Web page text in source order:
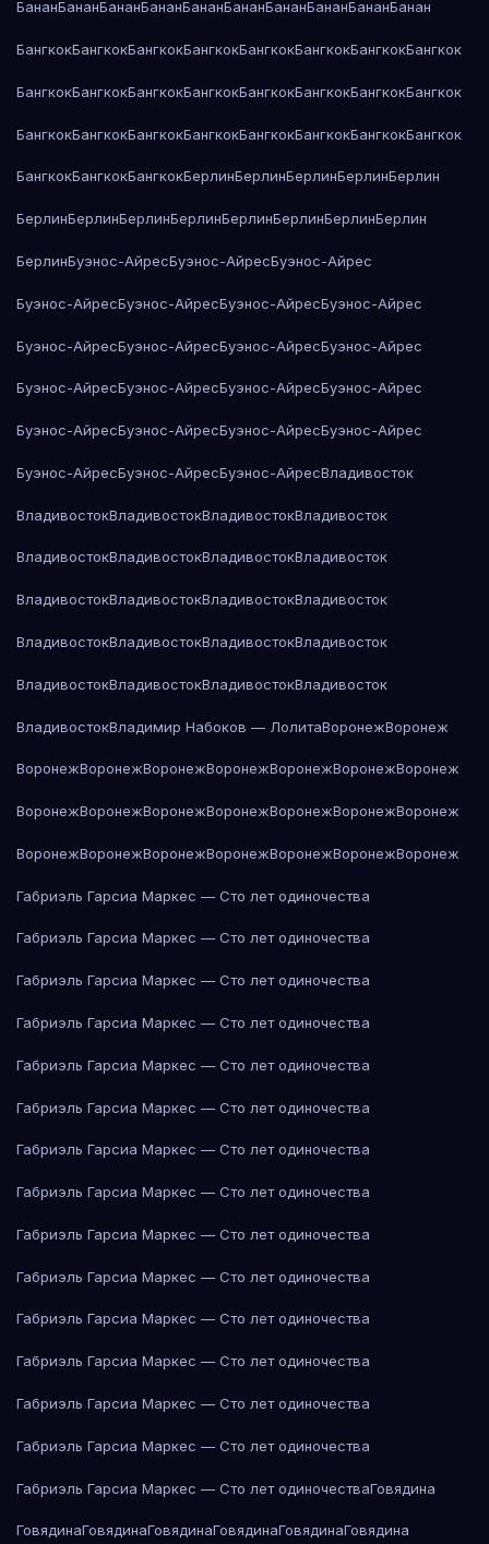
БананБананБананБананБананБананБананБананБананБанан
БангкокБангкокБангкокБангкокБангкокБангкокБангкокБангкок
БангкокБангкокБангкокБангкокБангкокБангкокБангкокБангкок
БангкокБангкокБангкокБангкокБангкокБангкокБангкокБангкок
БангкокБангкокБангкокБерлинБерлинБерлинБерлинБерлин
БерлинБерлинБерлинБерлинБерлинБерлинБерлинБерлин
БерлинБуэнос-АйресБуэнос-АйресБуэнос-Айрес
Буэнос-АйресБуэнос-АйресБуэнос-АйресБуэнос-Айрес
Буэнос-АйресБуэнос-АйресБуэнос-АйресБуэнос-Айрес
Буэнос-АйресБуэнос-АйресБуэнос-АйресБуэнос-Айрес
Буэнос-АйресБуэнос-АйресБуэнос-АйресБуэнос-Айрес
Буэнос-АйресБуэнос-АйресБуэнос-АйресВладивосток
ВладивостокВладивостокВладивостокВладивосток
ВладивостокВладивостокВладивостокВладивосток
ВладивостокВладивостокВладивостокВладивосток
ВладивостокВладивостокВладивостокВладивосток
ВладивостокВладивостокВладивостокВладивосток
ВладивостокВладимир Набоков — ЛолитаВоронежВоронеж
ВоронежВоронежВоронежВоронежВоронежВоронежВоронеж
ВоронежВоронежВоронежВоронежВоронежВоронежВоронеж
ВоронежВоронежВоронежВоронежВоронежВоронежВоронеж
Габриэль Гарсиа Маркес — Сто лет одиночества
Габриэль Гарсиа Маркес — Сто лет одиночества
Габриэль Гарсиа Маркес — Сто лет одиночества
Габриэль Гарсиа Маркес — Сто лет одиночества
Габриэль Гарсиа Маркес — Сто лет одиночества
Габриэль Гарсиа Маркес — Сто лет одиночества
Габриэль Гарсиа Маркес — Сто лет одиночества
Габриэль Гарсиа Маркес — Сто лет одиночества
Габриэль Гарсиа Маркес — Сто лет одиночества
Габриэль Гарсиа Маркес — Сто лет одиночества
Габриэль Гарсиа Маркес — Сто лет одиночества
Габриэль Гарсиа Маркес — Сто лет одиночества
Габриэль Гарсиа Маркес — Сто лет одиночества
Габриэль Гарсиа Маркес — Сто лет одиночества
Габриэль Гарсиа Маркес — Сто лет одиночестваГовядина
ГовядинаГовядинаГовядинаГовядинаГовядинаГовядина